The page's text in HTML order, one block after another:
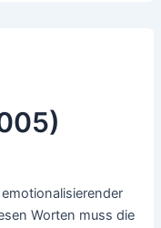
Worten muss die